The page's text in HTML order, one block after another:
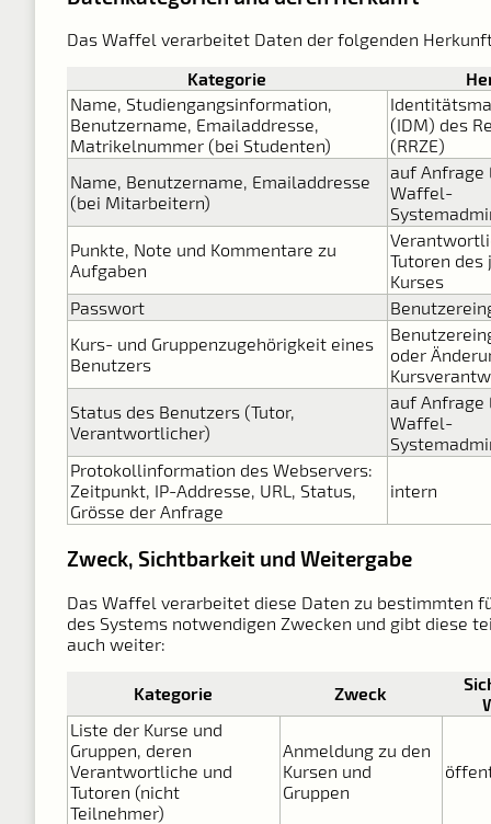
Das Waffel verarbeitet Daten der folgenden
Kategorie
Name, Studiengangsinformation,
Benutzername, Emailaddresse,
Matrikelnummer (bei Studenten)
(IDM) des
(RRZE)
Name, Benutzername, Emailaddresse
(bei Mitarbeitern)
auf Anfrage
Waffel-
Punkte, Note und Kommentare zu
Aufgaben
Tutoren
Kurses
Passwort
Kurs- und Gruppenzugehörigkeit eines
Benutzers
oder
Status des Benutzers (Tutor,
Verantwortlicher)
auf Anfrage
Waffel-
Protokollinformation des Webservers:
Zeitpunkt, IP-Addresse, URL, Status,
Grösse der Anfrage
intern
Zweck, Sichtbarkeit und Weitergabe
Das Waffel verarbeitet diese Daten zu bestimmten
des Systems notwendigen Zwecken und gibt diese
auch weiter:
Kategorie Zweck
Liste der Kurse und
Gruppen, deren
Verantwortliche und
Tutoren (nicht
Teilnehmer)
Anmeldung zu den
Kursen und
Gruppen